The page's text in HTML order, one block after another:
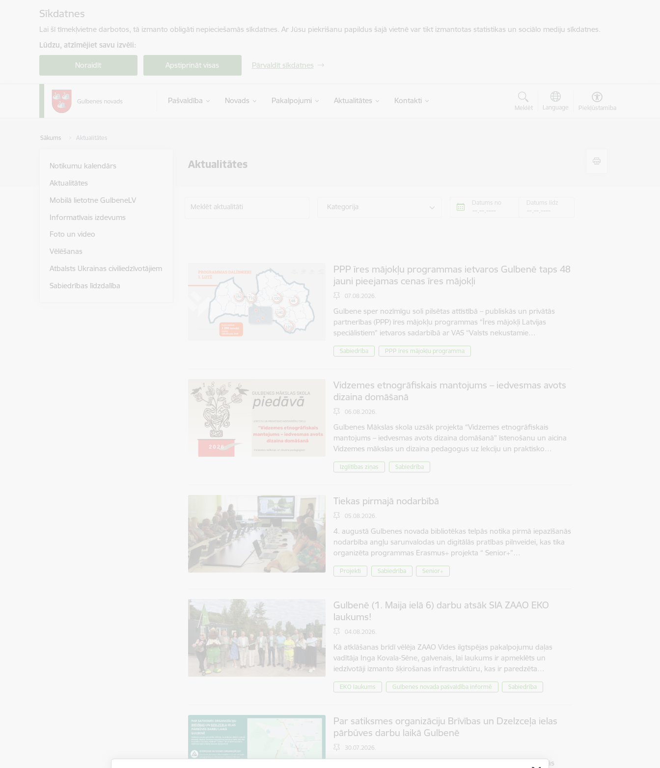
Sīkdatnes
Lai šī tīmekļvietne darbotos, tā izmanto obligāti nepieciešamās sīkdatnes. Ar Jūsu piekrišanu papildus šajā vietnē var tikt izmantotas statistikas un sociālo mediju sīkdatnes.
Lūdzu, atzīmējiet savu izvēli:
Noraidīt Apstiprināt visas Pārvaldīt sīkdatnes
Pašvaldība Novads Pakalpojumi Aktualitātes Kontakti
Meklēt Language Piekļūstamība
Sākums Aktualitātes
Aktualitātes
Notikumu kalendārs
Aktualitātes
Mobilā lietotne GulbeneLV
Informatīvais izdevums
Foto un video
Vēlēšanas
Atbalsts Ukrainas civiliedzīvotājiem
Sabiedrības līdzdalība
Meklēt aktualitāti Kategorija Datums no Datums līdz
PPP īres mājokļu programmas ietvaros Gulbenē taps 48
jauni pieejamas cenas īres mājokļi
07.08.2026.
Gulbene sper nozīmīgu soli pilsētas attīstībā – publiskās un privātās
partnerības (PPP) īres mājokļu programmas “Īres mājokļi Latvijas
speciālistiem” ietvaros sadarbībā ar VAS “Valsts nekustamie…
Sabiedrība PPP īres mājokļu programma
Vidzemes etnogrāfiskais mantojums – iedvesmas avots
dizaina domāšanā
06.08.2026.
Gulbenes Mākslas skola uzsāk projekta “Vidzemes etnogrāfiskais
mantojums – iedvesmas avots dizaina domāšanā” īstenošanu un aicina
Vidzemes mākslas un dizaina pedagogus uz lekciju un praktisko…
Izglītības ziņas Sabiedrība
Tiekas pirmajā nodarbībā
05.08.2026.
4. augustā Gulbenes novada bibliotēkas telpās notika pirmā iepazīšanās
nodarbība angļu sarunvalodas un digitālās pratības pilnveidei, kas tika
organizēta programmas Erasmus+ projekta “ Senior+”…
Projekti Sabiedrība Senior+
Gulbenē (1. Maija ielā 6) darbu atsāk SIA ZAAO EKO
laukums!
04.08.2026.
Kā atklāšanas brīdī vēlēja ZAAO Vides ilgtspējas pakalpojumu daļas
vadītāja Inga Kovala-Sēne, galvenais, lai laukums ir apmeklēts un
iedzīvotāji izmanto šķirošanas infrastruktūru, kas ir paredzēta…
EKO laukums Gulbenes novada pašvaldība informē Sabiedrība
Par satiksmes organizāciju Brīvības un Dzelzceļa ielas
pārbūves darbu laikā Gulbenē
30.07.2026.
Gulbenes novada pašvaldība informē, ka Gulbenes pilsētā turpinās